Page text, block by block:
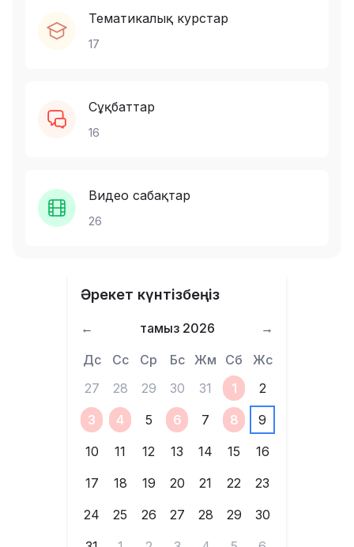
Тематикалық курстар
17
Сұқбаттар
16
Видео сабақтар
26
Әрекет күнтізбеңіз
← тамыз 2026
→
Дс
Сс Ср Бс Жм Сб
Жс
27
28 29 30 31 1
2
3
4 5 6 7 8
9
10
11 12 13 14 15
16
17
18 19 20 21 22
23
24
25 26 27 28 29
30